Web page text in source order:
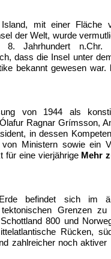
mit einer Fläche
der Welt, wurde
8. Jahrhundert n.Chr.
dass die Insel unter
bekannt gewesen war.
von 1944 als
Ragnar Grímsson,
in dessen
Ministern sowie ein
für eine vierjährige Mehr
befindet sich im
Grenzen zu
800 und
Rücken,
zahlreicher noch aktiver